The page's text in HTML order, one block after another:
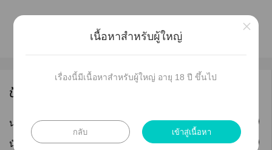
ข้อมูลนักเขียน
นามปากกา :ธารธารา❤️ ติดตาม
นักเขียน :Lysianthus ติดตาม
เนื้อหาสำหรับผู้ใหญ่
เรื่องนี้มีเนื้อหาสำหรับผู้ใหญ่ อายุ 18 ปี ขึ้นไป
กลับ เข้าสู่เนื้อหา
×